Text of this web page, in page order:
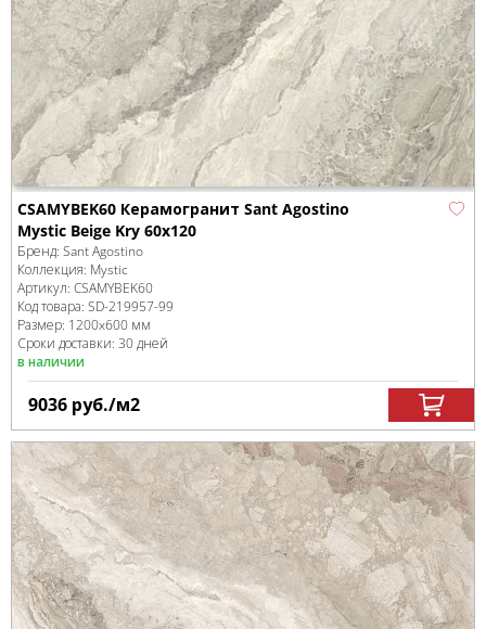
CSAMYBEK60 Керамогранит Sant Agostino
Mystic Beige Kry 60x120
Бренд: Sant Agostino
Коллекция: Mystic
Артикул: CSAMYBEK60
Код товара: SD-219957-99
Размер: 1200x600 мм
Сроки доставки: 30 дней
в наличии
9036 руб./м2